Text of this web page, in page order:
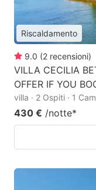
Riscaldamento
9.0 (2 recensioni)
VILLA CECILIA
OFFER IF YOU
villa · 2 Ospiti · 1
430 € /notte*